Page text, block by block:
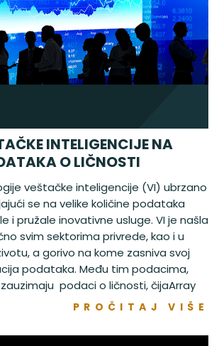
INTELIGENCIJE NA
O LIČNOSTI
veštačke inteligencije (VI) ubrzano
se na velike količine podataka
i pružale inovativne usluge. VI je našla
svim sektorima privrede, kao i u
a gorivo na kome zasniva svoj
podataka. Među tim podacima,
podaci o ličnosti, čijaArray
PROČITAJ VIŠE